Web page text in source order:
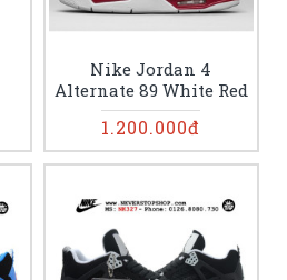
Nike Jordan 4
Alternate 89 White Red
1.200.000đ